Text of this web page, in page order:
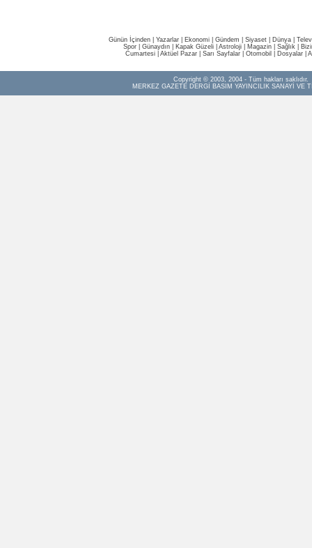
Günün İçinden Yazarlar Ekonomi Gündem Siyaset Dünya |
Spor
Günaydın Kapak Güzeli Astroloji Magazin Sağlık
Cumartesi| Aktüel Pazar| Sarı Sayfalar| Otomobil Dosyalar|
Copyright © 2003, 2004 - Tüm hakları saklıdır.
MERKEZ GAZETE DERGİ BASIM YAYINCILIK SANAYİ VE